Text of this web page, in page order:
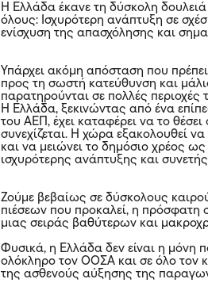
Η Ελλάδα έκανε τη δύσκολη
όλους: Ισχυρότερη ανάπτυξη σε
ενίσχυση της απασχόλησης και
Υπάρχει ακόμη απόσταση που
προς τη σωστή κατεύθυνση και
παρατηρούνται σε πολλές περιοχές
Η Ελλάδα, ξεκινώντας από ένα
του ΑΕΠ, έχει καταφέρει να το
συνεχίζεται. Η χώρα εξακολουθεί
και να μειώνει το δημόσιο χρέος
ισχυρότερης ανάπτυξης και
Ζούμε βεβαίως σε δύσκολους
πιέσεων που προκαλεί, η
μιας σειράς βαθύτερων και
Φυσικά, η Ελλάδα δεν είναι η μόνη
ολόκληρο τον ΟΟΣΑ και σε όλο τον
της ασθενούς αύξησης της